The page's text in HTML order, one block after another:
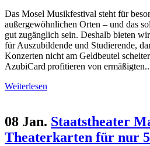
Das Mosel Musikfestival steht für
außergewöhnlichen Orten – und das
gut zugänglich sein. Deshalb bieten
für Auszubildende und Studierende,
Konzerten nicht am Geldbeutel
AzubiCard profitieren von
Weiterlesen
08 Jan. Staatstheater
Theaterkarten für nur